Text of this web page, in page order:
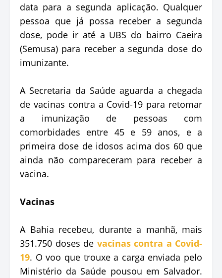
data para a segunda aplicação. Qualquer
pessoa que já possa receber a segunda
dose, pode ir até a UBS do bairro Caeira
(Semusa) para receber a segunda dose do
imunizante.
A Secretaria da Saúde aguarda a chegada
de vacinas contra a Covid-19 para retomar
a imunização de pessoas com
comorbidades entre 45 e 59 anos, e a
primeira dose de idosos acima dos 60 que
ainda não compareceram para receber a
vacina.
Vacinas
A Bahia recebeu, durante a manhã, mais
351.750 doses de vacinas contra a Covid-
19. O voo que trouxe a carga enviada pelo
Ministério da Saúde pousou em Salvador.